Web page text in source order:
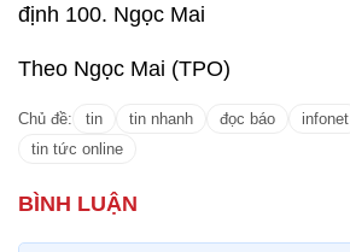
định 100. Ngọc Mai
Theo Ngọc Mai (TPO)
Chủ đề: tin tin nhanh đọc báo infonet
tin tức online